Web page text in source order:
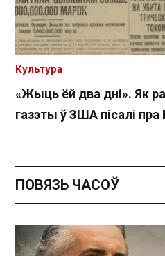
«Жыць ёй два дні». Як
газэты ў ЗША пісалі пра
Культура
ПОВЯЗЬ ЧАСОЎ